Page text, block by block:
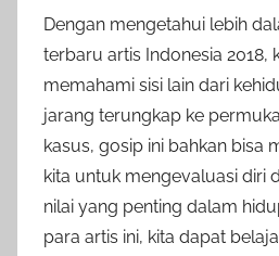
Dengan mengetahui lebih
terbaru artis Indonesia 2018,
memahami sisi lain dari
jarang terungkap ke
kasus, gosip ini bahkan bisa
kita untuk mengevaluasi diri
nilai yang penting dalam
para artis ini, kita dapat